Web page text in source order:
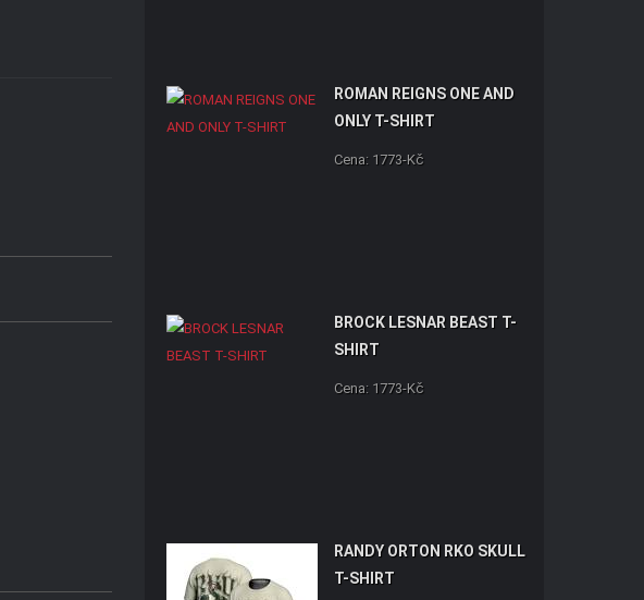
ROMAN REIGNS ONE AND
ONLY T-SHIRT
Cena: 1773-Kč
BROCK LESNAR BEAST T-
SHIRT
Cena: 1773-Kč
RANDY ORTON RKO SKULL
T-SHIRT